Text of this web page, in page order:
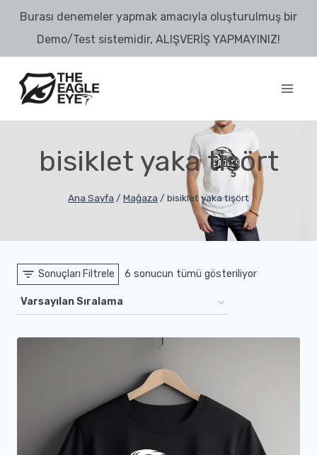
Skip
content
Burası denemeler yapmak amacıyla oluşturulmuş bir
Demo/Test sistemidir, ALIŞVERİŞ YAPMAYINIZ!
bisiklet yaka tişört
Ana Sayfa / Mağaza / bisiklet yaka tişört
Sonuçları Filtrele 6 sonucun tümü gösteriliyor